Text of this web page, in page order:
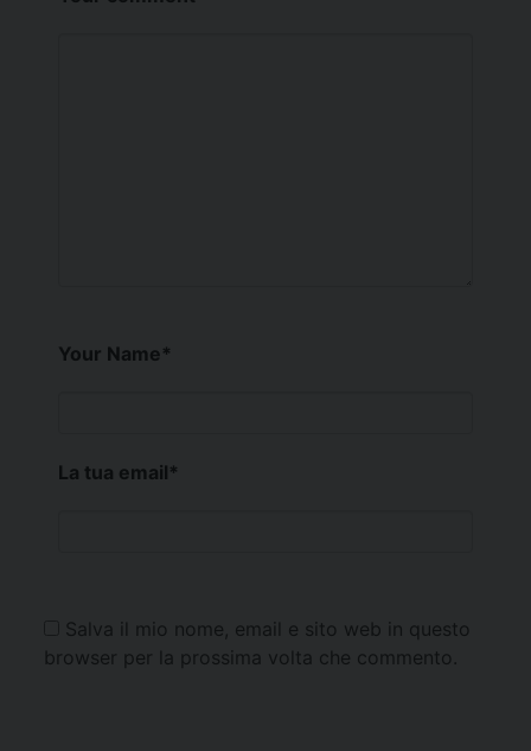
Your Name*
La tua email*
Salva il mio nome, email e sito web in questo
browser per la prossima volta che commento.